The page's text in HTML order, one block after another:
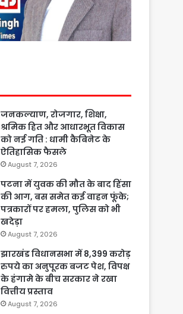
जनकल्याण, रोजगार, शिक्षा,
श्रमिक हित और आधारभूत विकास
को नई गति : धामी कैबिनेट के
ऐतिहासिक फैसले
August 7, 2026
पटना में युवक की मौत के बाद हिंसा
की आग, बस समेत कई वाहन फूंके;
पत्रकारों पर हमला, पुलिस को भी
खदेड़ा
August 7, 2026
झारखंड विधानसभा में 8,399 करोड़
रुपये का अनुपूरक बजट पेश, विपक्ष
के हंगामे के बीच सरकार ने रखा
वित्तीय प्रस्ताव
August 7, 2026